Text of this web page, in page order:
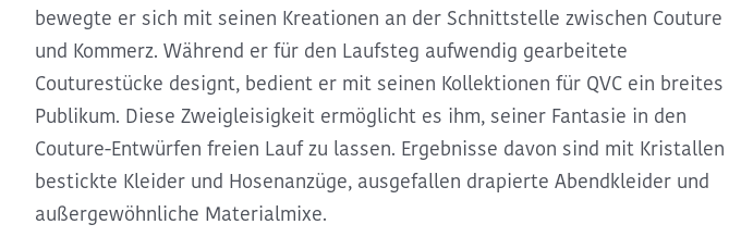
bewegte er sich mit seinen Kreationen an der Schnittstelle zwischen Couture
und Kommerz. Während er für den Laufsteg aufwendig gearbeitete
Couturestücke designt, bedient er mit seinen Kollektionen für QVC ein breites
Publikum. Diese Zweigleisigkeit ermöglicht es ihm, seiner Fantasie in den
Couture-Entwürfen freien Lauf zu lassen. Ergebnisse davon sind mit Kristallen
bestickte Kleider und Hosenanzüge, ausgefallen drapierte Abendkleider und
außergewöhnliche Materialmixe.